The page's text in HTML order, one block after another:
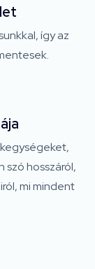
így az
hosszáról,
mi mindent